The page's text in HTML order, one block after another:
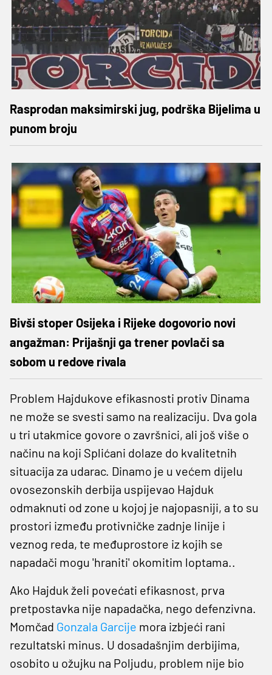
Rasprodan maksimirski jug, podrška Bijelima u
punom broju
Bivši stoper Osijeka i Rijeke dogovorio novi
angažman: Prijašnji ga trener povlači sa
sobom u redove rivala
Problem Hajdukove efikasnosti protiv Dinama
ne može se svesti samo na realizaciju. Dva gola
u tri utakmice govore o završnici, ali još više o
načinu na koji Splićani dolaze do kvalitetnih
situacija za udarac. Dinamo je u većem dijelu
ovosezonskih derbija uspijevao Hajduk
odmaknuti od zone u kojoj je najopasniji, a to su
prostori između protivničke zadnje linije i
veznog reda, te međuprostore iz kojih se
napadači mogu 'hraniti' okomitim loptama..
Ako Hajduk želi povećati efikasnost, prva
pretpostavka nije napadačka, nego defenzivna.
Momčad Gonzala Garcije mora izbjeći rani
rezultatski minus. U dosadašnjim derbijima,
osobito u ožujku na Poljudu, problem nije bio